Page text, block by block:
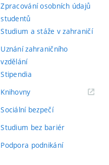
Zpracování osobních údajů
studentů
Studium a stáže v zahraničí
Uznání zahraničního
vzdělání
Stipendia
Knihovny(externí
Sociální bezpečí
Studium bez bariér
Podpora podnikání